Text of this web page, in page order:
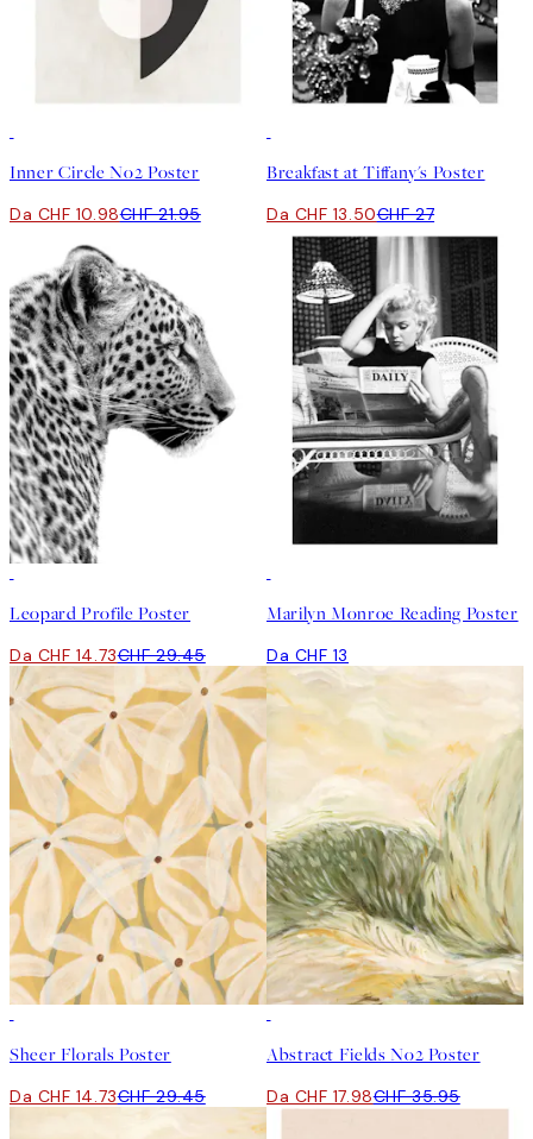
Inner Circle No2 Poster
Da CHF 10.98CHF 21.95
Breakfast at Tiffany's Poster
Da CHF 13.50CHF 27
Leopard Profile Poster
Da CHF 14.73CHF 29.45
Marilyn Monroe Reading Poster
Da CHF 13
Sheer Florals Poster
Da CHF 14.73CHF 29.45
Abstract Fields No2 Poster
Da CHF 17.98CHF 35.95